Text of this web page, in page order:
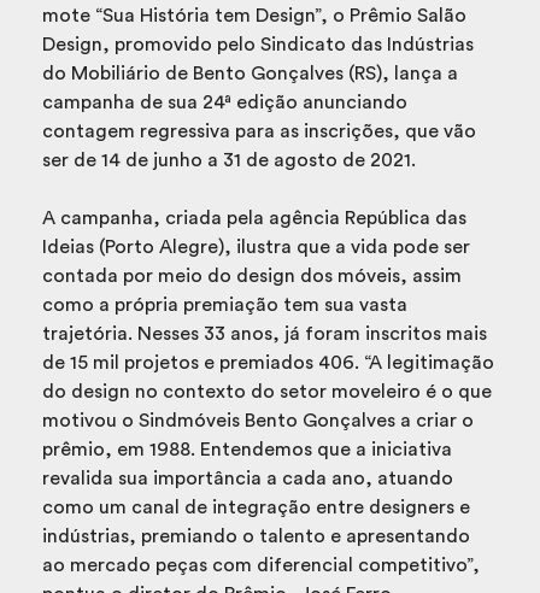
mote “Sua História tem Design”, o Prêmio Salão
Design, promovido pelo Sindicato das Indústrias
do Mobiliário de Bento Gonçalves (RS), lança a
campanha de sua 24ª edição anunciando
contagem regressiva para as inscrições, que vão
ser de 14 de junho a 31 de agosto de 2021.
A campanha, criada pela agência República das
Ideias (Porto Alegre), ilustra que a vida pode ser
contada por meio do design dos móveis, assim
como a própria premiação tem sua vasta
trajetória. Nesses 33 anos, já foram inscritos mais
de 15 mil projetos e premiados 406. “A legitimação
do design no contexto do setor moveleiro é o que
motivou o Sindmóveis Bento Gonçalves a criar o
prêmio, em 1988. Entendemos que a iniciativa
revalida sua importância a cada ano, atuando
como um canal de integração entre designers e
indústrias, premiando o talento e apresentando
ao mercado peças com diferencial competitivo”,